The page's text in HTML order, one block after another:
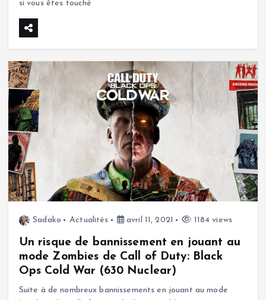
si vous êtes touché
Sadako Actualités avril 11, 2021 1184 views
Un risque de bannissement en jouant au
mode Zombies de Call of Duty: Black
Ops Cold War (630 Nuclear)
Suite à de nombreux bannissements en jouant au mode